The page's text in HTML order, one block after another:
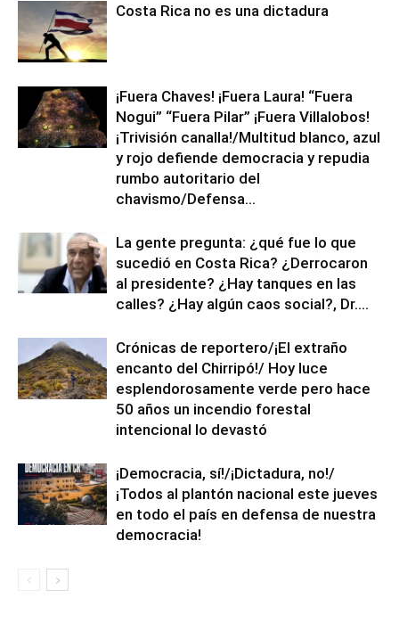
Costa Rica no es una dictadura
¡Fuera Chaves! ¡Fuera Laura! “Fuera
Nogui” “Fuera Pilar” ¡Fuera Villalobos!
¡Trivisión canalla!/Multitud blanco, azul
y rojo defiende democracia y repudia
rumbo autoritario del
chavismo/Defensa...
La gente pregunta: ¿qué fue lo que
sucedió en Costa Rica? ¿Derrocaron
al presidente? ¿Hay tanques en las
calles? ¿Hay algún caos social?, Dr....
Crónicas de reportero/¡El extraño
encanto del Chirripó!/ Hoy luce
esplendorosamente verde pero hace
50 años un incendio forestal
intencional lo devastó
¡Democracia, sí!/¡Dictadura, no!/
¡Todos al plantón nacional este jueves
en todo el país en defensa de nuestra
democracia!